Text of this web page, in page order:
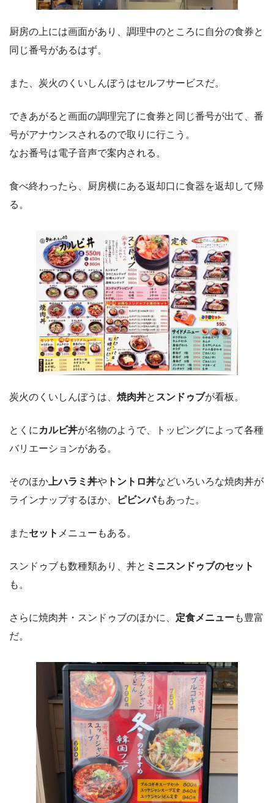
厨房の上には画面があり、調理中のところに自分の食券と
同じ番号があるはず。
また、炭火のくいしんぼうはセルフサービスだ。
できあがると画面の調理完了に食券と同じ番号が出て、番
号がアナウンスされるので取りに行こう。
なお番号は電子音声で案内される。
食べ終わったら、厨房横にある返却口に食器を返却して帰
る。
炭火のくいしんぼうは、 焼肉丼と スンドゥブが看板。
とくに カルビ丼が名物のようで、トッピングによって各種
バリエーションがある。
そのほか 上ハラミ丼や トントロ丼などいろいろな焼肉丼が
ラインナップするほか、
ピビンパもあった。
またセット メニューもある。
スンドゥブも数種類あり、丼と ミニスンドゥブのセット
も。
さらに焼肉丼・スンドゥブのほかに、 定食メニューも豊富
だ。